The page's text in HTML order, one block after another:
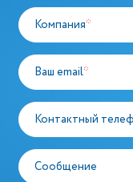
Компания*
Ваш email*
Контактный
Сообщение